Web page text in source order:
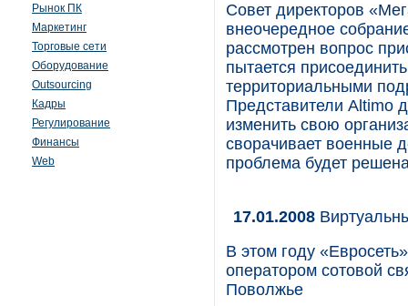
Рынок ПК
Маркетинг
Торговые сети
Оборудование
Outsourcing
Кадры
Регулирование
Финансы
Web
Совет директоров
внеочередное
рассмотрен вопрос
пытается
территориальными
Представители Altimo
изменить свою
сворачивает военные
проблема будет
17.01.2008
В этом году
оператором сотовой
Поволжье